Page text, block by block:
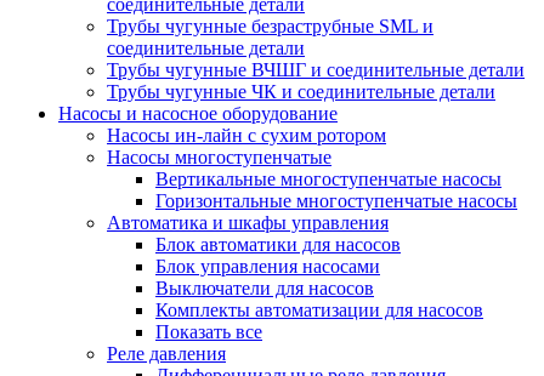
соединительные детали
Трубы чугунные безраструбные SML и
соединительные детали
Трубы чугунные ВЧШГ и соединительные детали
Трубы чугунные ЧК и соединительные детали
Насосы и насосное оборудование
Насосы ин-лайн с сухим ротором
Насосы многоступенчатые
Вертикальные многоступенчатые насосы
Горизонтальные многоступенчатые насосы
Автоматика и шкафы управления
Блок автоматики для насосов
Блок управления насосами
Выключатели для насосов
Комплекты автоматизации для насосов
Показать все
Реле давления